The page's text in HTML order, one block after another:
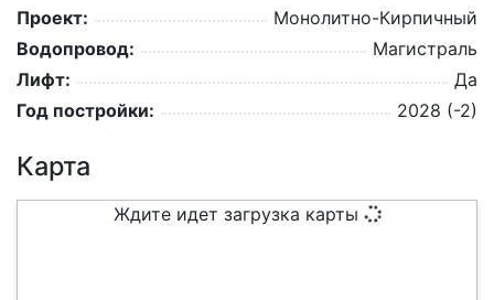
Проект:
Монолитно-Кирпичный
Водопровод:
Магистраль
Лифт:
Да
Год постройки:
2028 (-2)
Карта
Ждите идет загрузка карты